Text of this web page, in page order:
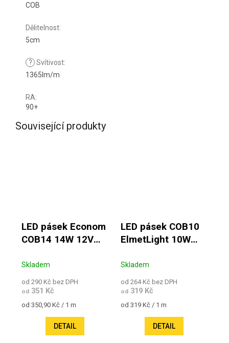
COB
Dělitelnost:
5cm
? Svítivost:
1365lm/m
RA:
90+
Související produkty
LED pásek Econom
COB14 14W 12V
Skladem
od 290 Kč bez DPH
od351 Kč
Měrná cena:
od 350,90 Kč / 1 m
DETAIL
LED pásek COB10
ElmetLight 10W
Skladem
od 264 Kč bez DPH
od319 Kč
Měrná cena:
od 319 Kč / 1 m
DETAIL